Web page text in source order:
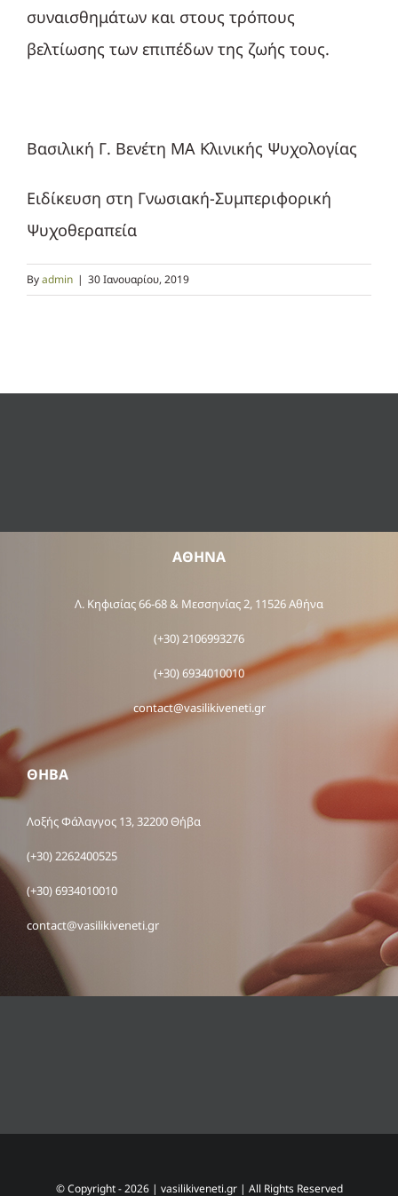
συναισθημάτων και στους τρόπους
βελτίωσης των επιπέδων της ζωής τους.
Βασιλική Γ. Βενέτη ΜΑ Κλινικής Ψυχολογίας
Ειδίκευση στη Γνωσιακή-Συμπεριφορική
Ψυχοθεραπεία
Byadmin | 30 Ιανουαρίου, 2019
ΑΘΗΝΑ
Λ. Κηφισίας 66-68 & Μεσσηνίας 2, 11526 Αθήνα
(+30) 2106993276
(+30) 6934010010
contact@vasilikiveneti.gr
ΘΗΒΑ
Λοξής Φάλαγγος 13, 32200 Θήβα
(+30) 2262400525
(+30) 6934010010
contact@vasilikiveneti.gr
© Copyright -2026 | vasilikiveneti.gr| All Rights Reserved